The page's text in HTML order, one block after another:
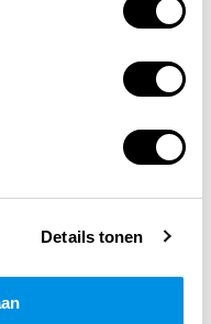
Details tonen
RWS veiligheidsvest
15:00 besteld,
in huis